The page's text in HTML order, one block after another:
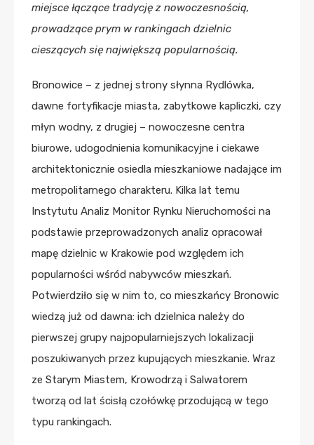
miejsce łączące tradycję z nowoczesnością,
prowadzące prym w rankingach dzielnic
cieszących się największą popularnością.
Bronowice – z jednej strony słynna Rydlówka,
dawne fortyfikacje miasta, zabytkowe kapliczki, czy
młyn wodny, z drugiej – nowoczesne centra
biurowe, udogodnienia komunikacyjne i ciekawe
architektonicznie osiedla mieszkaniowe nadające im
metropolitarnego charakteru. Kilka lat temu
Instytutu Analiz Monitor Rynku Nieruchomości na
podstawie przeprowadzonych analiz opracował
mapę dzielnic w Krakowie pod względem ich
popularności wśród nabywców mieszkań.
Potwierdziło się w nim to, co mieszkańcy Bronowic
wiedzą już od dawna: ich dzielnica należy do
pierwszej grupy najpopularniejszych lokalizacji
poszukiwanych przez kupujących mieszkanie. Wraz
ze Starym Miastem, Krowodrzą i Salwatorem
tworzą od lat ścisłą czołówkę przodującą w tego
typu rankingach.